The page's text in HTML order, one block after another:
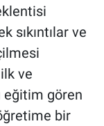
sıkıntılar ve
ve
eğitim gören
bir